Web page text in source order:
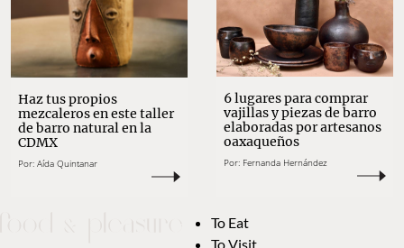
Haz tus propios
mezcaleros en este taller
de barro natural en la
CDMX
Por: Aída Quintanar
6 lugares para comprar
vajillas y piezas de barro
elaboradas por artesanos
oaxaqueños
Por: Fernanda Hernández
To Eat
To Visit